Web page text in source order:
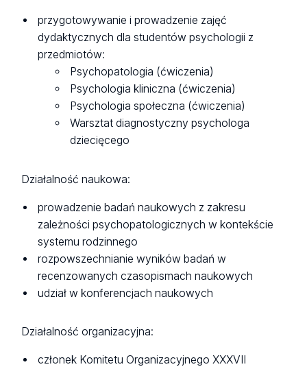
przygotowywanie i prowadzenie zajęć
dydaktycznych dla studentów psychologii z
przedmiotów:
Psychopatologia (ćwiczenia)
Psychologia kliniczna (ćwiczenia)
Psychologia społeczna (ćwiczenia)
Warsztat diagnostyczny psychologa
dziecięcego
Działalność naukowa:
prowadzenie badań naukowych z zakresu
zależności psychopatologicznych w kontekście
systemu rodzinnego
rozpowszechnianie wyników badań w
recenzowanych czasopismach naukowych
udział w konferencjach naukowych
Działalność organizacyjna:
członek Komitetu Organizacyjnego XXXVII